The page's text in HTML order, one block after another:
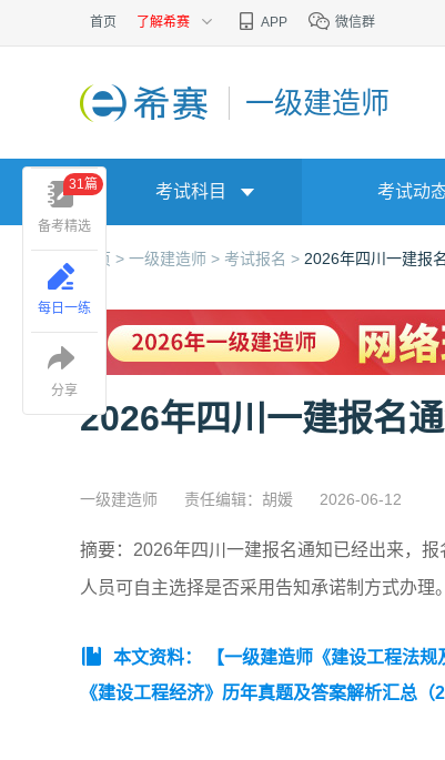
首页 了解希赛 APP 微信群
一级建造师
考试科目 考试动
首页 > 一级建造师 > 考试报名 > 2026年四川一建报
2026年四川一建报名
一级建造师 责任编辑：胡媛 2026-06-12
摘要：2026年四川一建报名通知已经出来，
人员可自主选择是否采用告知承诺制方式办理。
本文资料： 【一级建造师《建设工程法
《建设工程经济》历年真题及答案解析汇总（
备考精选
31篇
每日一练
分享